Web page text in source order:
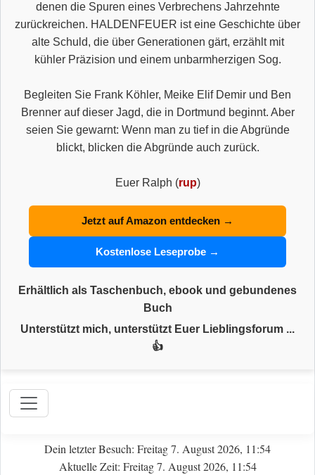
denen die Spuren eines Verbrechens Jahrzehnte
zurückreichen. HALDENFEUER ist eine Geschichte über
alte Schuld, die über Generationen gärt, erzählt mit
kühler Präzision und einem unbarmherzigen Sog.
Begleiten Sie Frank Köhler, Meike Elif Demir und Ben
Brenner auf dieser Jagd, die in Dortmund beginnt. Aber
seien Sie gewarnt: Wenn man zu tief in die Abgründe
blickt, blicken die Abgründe auch zurück.
Euer Ralph (rup)
Jetzt auf Amazon entdecken →
Kostenlose Leseprobe →
Erhältlich als Taschenbuch, ebook und gebundenes
Buch
Unterstützt mich, unterstützt Euer Lieblingsforum ...
👍
Dein letzter Besuch: Freitag 7. August 2026, 11:54
Aktuelle Zeit: Freitag 7. August 2026, 11:54